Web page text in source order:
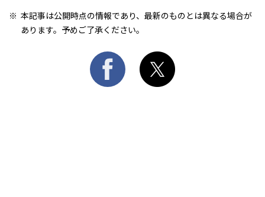
本記事は公開時点の情報であり、最新のものとは異なる場合が
あります。予めご了承ください。